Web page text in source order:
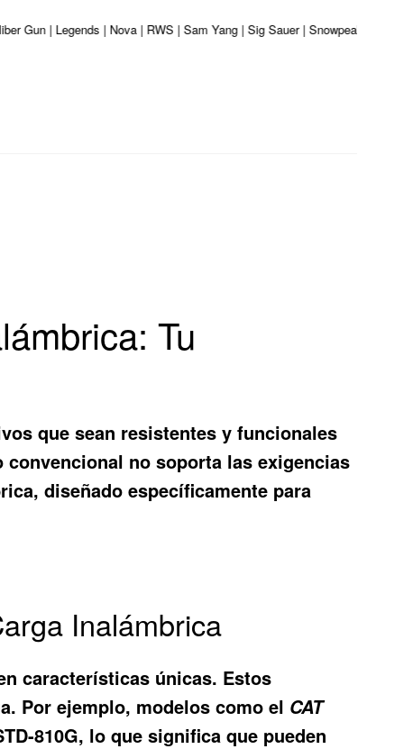
| Legends | Nova | RWS | Sam Yang | Sig Sauer | Snowpeak |
Tu
que sean resistentes y funcionales
no soporta las exigencias
, diseñado específicamente para
Inalámbrica
características únicas. Estos
Por ejemplo, modelos como el CAT
810G, lo que significa que pueden